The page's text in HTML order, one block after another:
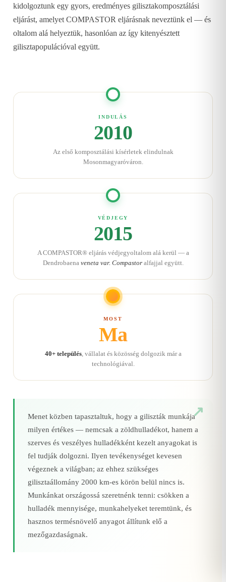
kidolgoztunk egy gyors, eredményes gilisztakomposztálási
eljárást, amelyet COMPASTOR eljárásnak neveztünk el — és
oltalom alá helyeztük, hasonlóan az így kitenyésztett
gilisztapopulációval együtt.
INDULÁS
2010
Az első komposztálási kísérletek elindulnak
Mosonmagyaróváron.
VÉDJEGY
2015
A COMPASTOR® eljárás védjegyoltalom alá kerül — a
Dendrobaena veneta var. Compastoralfajjal együtt.
MOST
Ma
40+ település, vállalat és közösség dolgozik már a
technológiával.
Menet közben tapasztaltuk, hogy a giliszták munkája
milyen értékes — nemcsak a zöldhulladékot, hanem a
szerves és veszélyes hulladékként kezelt anyagokat is
fel tudják dolgozni. Ilyen tevékenységet kevesen
végeznek a világban; az ehhez szükséges
gilisztaállomány 2000 km‑es körön belül nincs is.
Munkánkat országossá szeretnénk tenni: csökken a
hulladék mennyisége, munkahelyeket teremtünk, és
hasznos termésnövelő anyagot állítunk elő a
mezőgazdaságnak.